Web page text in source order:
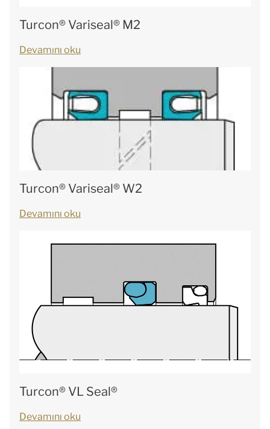
Turcon® Variseal® M2
Devamını oku
Turcon® Variseal® W2
Devamını oku
Turcon® VL Seal®
Devamını oku